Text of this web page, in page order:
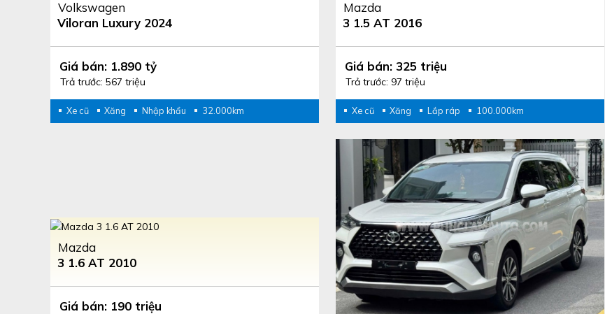
Volkswagen
Viloran Luxury 2024
Giá bán: 1.890 tỷ
Trả trước: 567 triệu
Xe cũ Xăng Nhập khẩu 32.000km
Mazda
3 1.5 AT 2016
Giá bán: 325 triệu
Trả trước: 97 triệu
Xe cũ Xăng Lắp ráp 100.000km
Mazda
3 1.6 AT 2010
Giá bán: 190 triệu